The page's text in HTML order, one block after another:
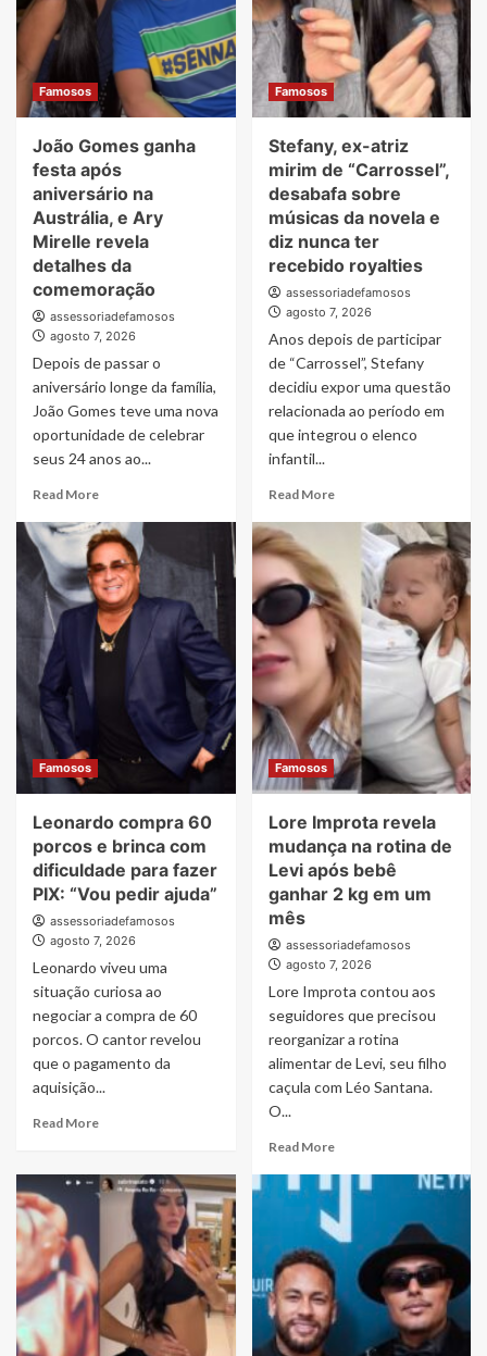
nas
destaca
educação
de
Carol
Dantas
ao
falar
sobre
vida
amorosa
Famosos
João Gomes ganha
festa após
aniversário na
Austrália, e Ary
Mirelle revela
detalhes da
comemoração
assessoriadefamosos
agosto 7, 2026
Depois de passar o
aniversário longe da família,
João Gomes teve uma nova
oportunidade de celebrar
seus 24 anos ao...
Read MoreRead
about
João
Gomes
ganha
festa
após
aniversário
Austrália,
Mirelle
da
comemoração
Famosos
Stefany, ex-atriz
mirim de “Carrossel”,
desabafa sobre
músicas da novela e
diz nunca ter
recebido royalties
assessoriadefamosos
agosto 7, 2026
Anos depois de participar
de “Carrossel”, Stefany
decidiu expor uma questão
relacionada ao período em
que integrou o elenco
infantil...
Read MoreRead
about
Stefany,
ex-
atriz
mirim
de
“Carrossel”,
desabafa
sobre
músicas
da
novela
e
nunca
ter
recebido
royalties
Famosos
Leonardo compra 60
porcos e brinca com
dificuldade para fazer
PIX: “Vou pedir ajuda”
assessoriadefamosos
agosto 7, 2026
Leonardo viveu uma
situação curiosa ao
negociar a compra de 60
porcos. O cantor revelou
que o pagamento da
aquisição...
Read MoreRead
Leonardo
compra
porcos
e
brinca
com
dificuldade
para
Famosos
Lore Improta revela
mudança na rotina de
Levi após bebê
ganhar 2 kg em um
mês
assessoriadefamosos
agosto 7, 2026
Lore Improta contou aos
seguidores que precisou
reorganizar a rotina
alimentar de Levi, seu filho
caçula com Léo Santana.
O...
Read MoreRead
Improta
revela
mudança
na
rotina
de